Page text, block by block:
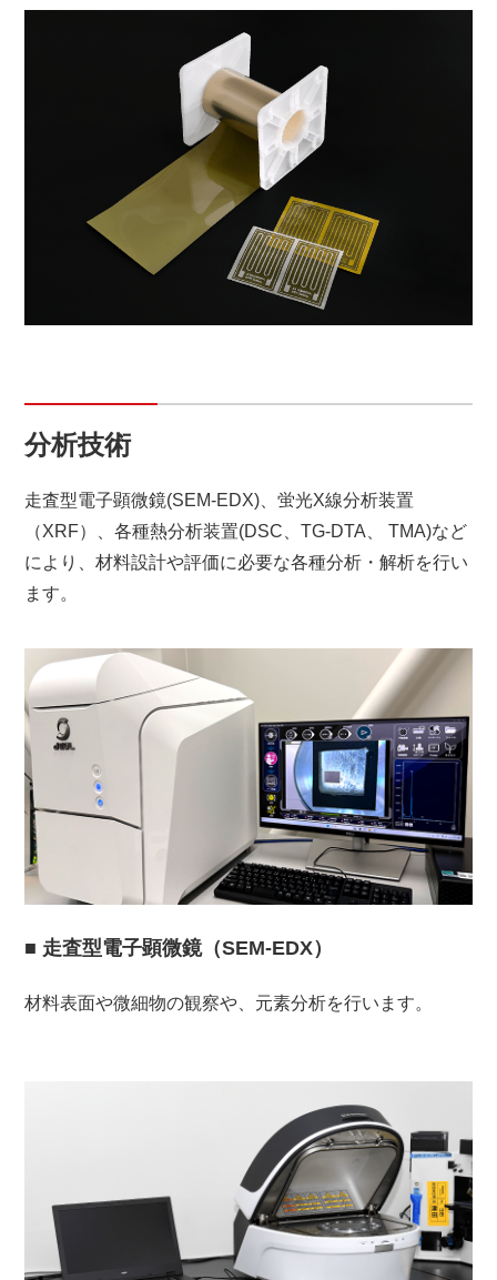
分析技術
走査型電子顕微鏡(SEM-EDX)、蛍光X線分析装置
（XRF）、各種熱分析装置(DSC、TG-DTA、 TMA)など
により、材料設計や評価に必要な各種分析・解析を行い
ます。
■ 走査型電子顕微鏡（SEM-EDX）
材料表面や微細物の観察や、元素分析を行います。